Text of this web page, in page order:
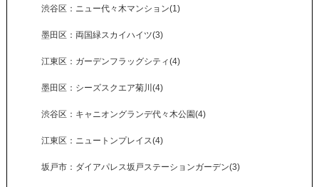
渋谷区：ニュー代々木マンション(1)
墨田区：両国緑スカイハイツ(3)
江東区：ガーデンフラッグシティ(4)
墨田区：シーズスクエア菊川(4)
渋谷区：キャニオングランデ代々木公園(4)
江東区：ニュートンプレイス(4)
坂戸市：ダイアパレス坂戸ステーションガーデン(3)